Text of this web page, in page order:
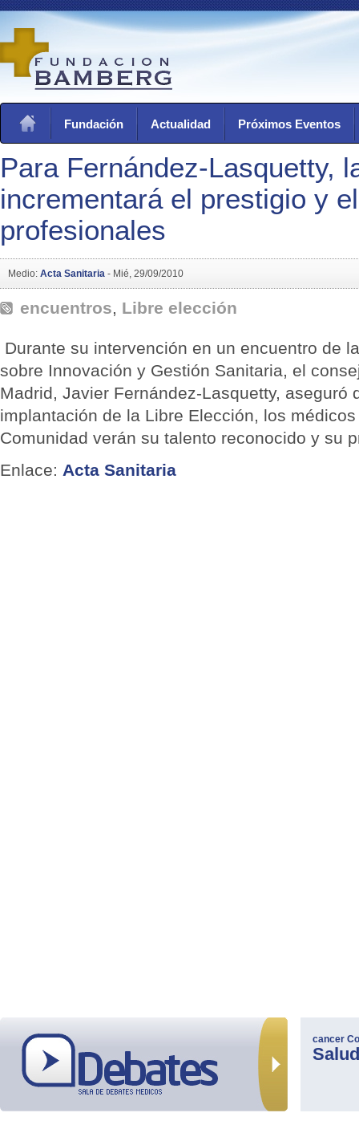
Fundación Actualidad Próximos Eventos
Para Fernández-Lasquetty,
incrementará el prestigio y
profesionales
Medio: Acta Sanitaria - Mié, 29/09/2010
encuentros, Libre elección
Durante su intervención en un encuentro de
sobre Innovación y Gestión Sanitaria, el
Madrid, Javier Fernández-Lasquetty, aseguró
implantación de la Libre Elección, los
Comunidad verán su talento reconocido y su
Enlace: Acta Sanitaria
cancer
Salud